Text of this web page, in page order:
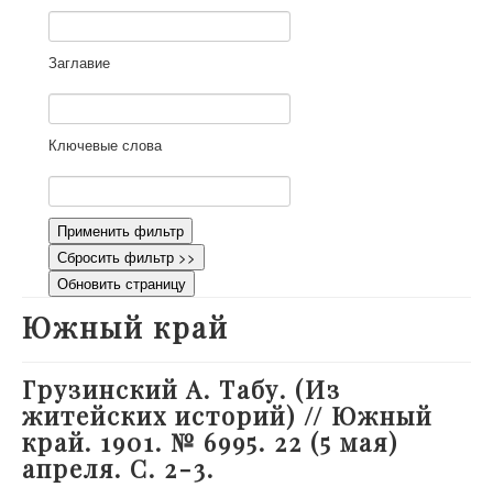
Научная работа
Как работать с сайтом
Контакты
Заглавие
Ключевые слова
Применить фильтр
Сбросить фильтр >>
Обновить страницу
Южный край
Грузинский А. Табу. (Из
житейских историй) // Южный
край. 1901. № 6995. 22 (5 мая)
апреля. С. 2-3.